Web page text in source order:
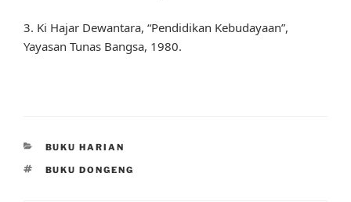
3. Ki Hajar Dewantara, “Pendidikan Kebudayaan”,
Yayasan Tunas Bangsa, 1980.
CATEGORIES
BUKU HARIAN
TAGS
BUKU DONGENG